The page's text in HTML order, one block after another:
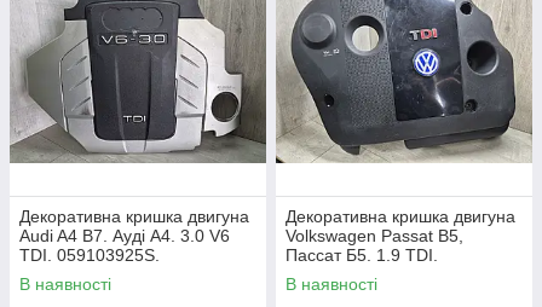
Декоративна кришка двигуна
Audi A4 B7. Ауді А4. 3.0 V6
TDI. 059103925S.
В наявності
Декоративна кришка двигуна
Volkswagen Passat B5,
Пассат Б5. 1.9 TDI.
038103925AP.
В наявності